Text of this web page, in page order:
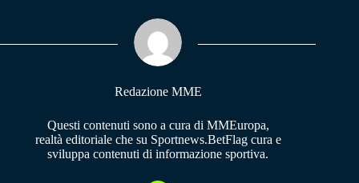
pp m
Redazione MME
Questi contenuti sono a cura di MMEuropa,
realtà editoriale che su Sportnews.BetFlag cura e
sviluppa contenuti di informazione sportiva.